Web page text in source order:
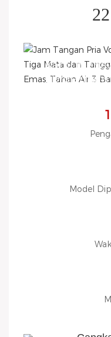
BRAND
Kami
2D/diagram
untuk
MOQ
Model